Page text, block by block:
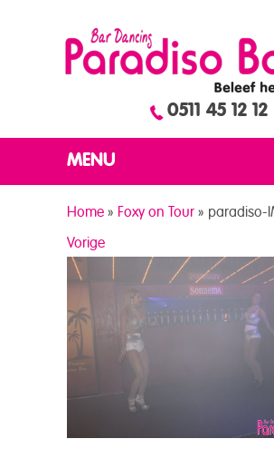
0511 45 12 12
MENU
Home » Foxy on Tour » paradiso-
Vorige